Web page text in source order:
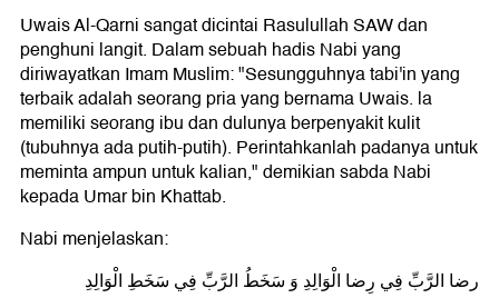
Uwais Al-Qarni sangat dicintai Rasulullah SAW dan
penghuni langit. Dalam sebuah hadis Nabi yang
diriwayatkan Imam Muslim: "Sesungguhnya tabi'in yang
terbaik adalah seorang pria yang bernama Uwais. la
memiliki seorang ibu dan dulunya berpenyakit kulit
(tubuhnya ada putih-putih). Perintahkanlah padanya untuk
meminta ampun untuk kalian," demikian sabda Nabi
kepada Umar bin Khattab.
Nabi menjelaskan:
رضا الرَّبِّ فِي رِضا الْوَالِدِ وَ سَخَطُ الرَّبِّ فِي سَخَطِ الْوَالِدِ